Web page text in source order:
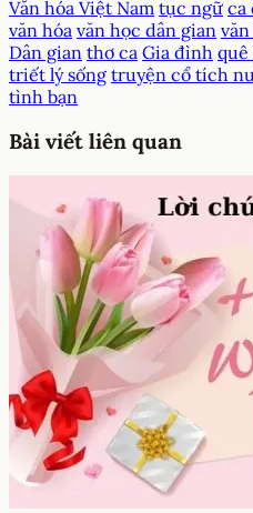
Văn hóa Việt Nam tục ngữ ca
văn hóa văn học dân gian
Dân gian thơ ca Gia đình quê
triết lý sống truyện cổ tích
tình bạn
Bài viết liên quan